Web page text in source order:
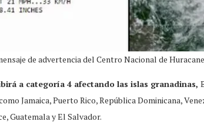
de advertencia del Centro Nacional de
a categoría 4 afectando las islas granadinas,
Jamaica, Puerto Rico, República Dominicana,
Guatemala y El Salvador.